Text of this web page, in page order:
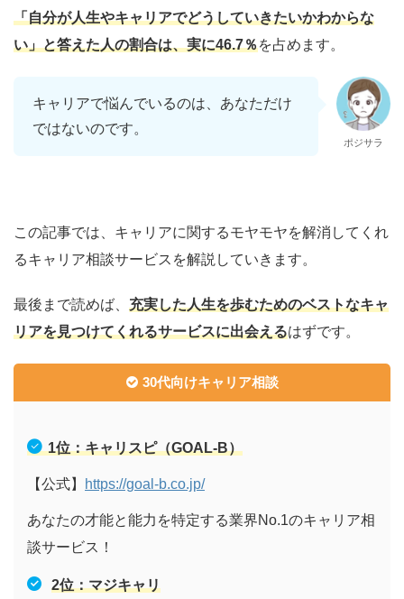
「自分が人生やキャリアでどうしていきたいかわからな
い」と答えた人の割合は、実に46.7％を占めます。
キャリアで悩んでいるのは、あなただけ
ではないのです。
ポジサラ
この記事では、キャリアに関するモヤモヤを解消してくれ
るキャリア相談サービスを解説していきます。
最後まで読めば、 充実した人生を歩むためのベストなキャ
リアを見つけてくれるサービスに出会えるはずです。
30代向けキャリア相談
1位：キャリスピ（GOAL-B）
【公式】 https://goal-b.co.jp/
あなたの才能と能力を特定する業界No.1のキャリア相
談サービス！
2位：マジキャリ